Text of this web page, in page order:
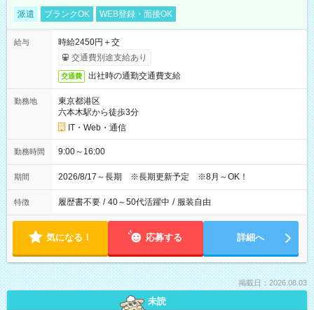
派遣 ブランクOK WEB登録・面接OK
給与
時給2450円＋交
交通費別途支給あり
交通費 出社時の通勤交通費支給
勤務地
東京都港区
六本木駅から徒歩3分
IT・Web・通信
勤務時間 9:00～16:00
期間 2026/8/17～長期 ※長期更新予定 ※8月～OK！
特徴 履歴書不要 / 40～50代活躍中 / 服装自由
気になる！ 応募する 詳細へ
掲載日：2026.08.03
未読